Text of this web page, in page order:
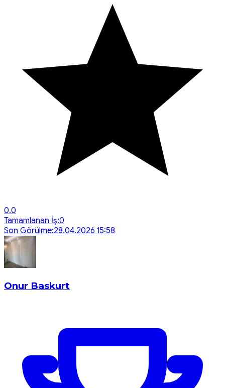
0.0
Tamamlanan İş:0
Son Görülme:28.04.2026 15:58
Onur Baskurt